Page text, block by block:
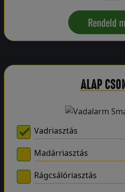
Rendeld
ALAP
Vadriasztás
Madárriasztás
Rágcsálóriasztás